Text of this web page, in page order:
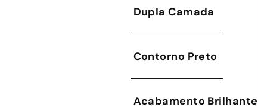
Dupla Camada
Contorno Preto
Acabamento Brilhante